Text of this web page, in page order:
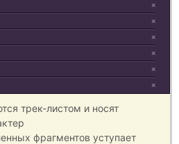
×
×
×
×
×
×
трек-листом и носят
фрагментов уступает